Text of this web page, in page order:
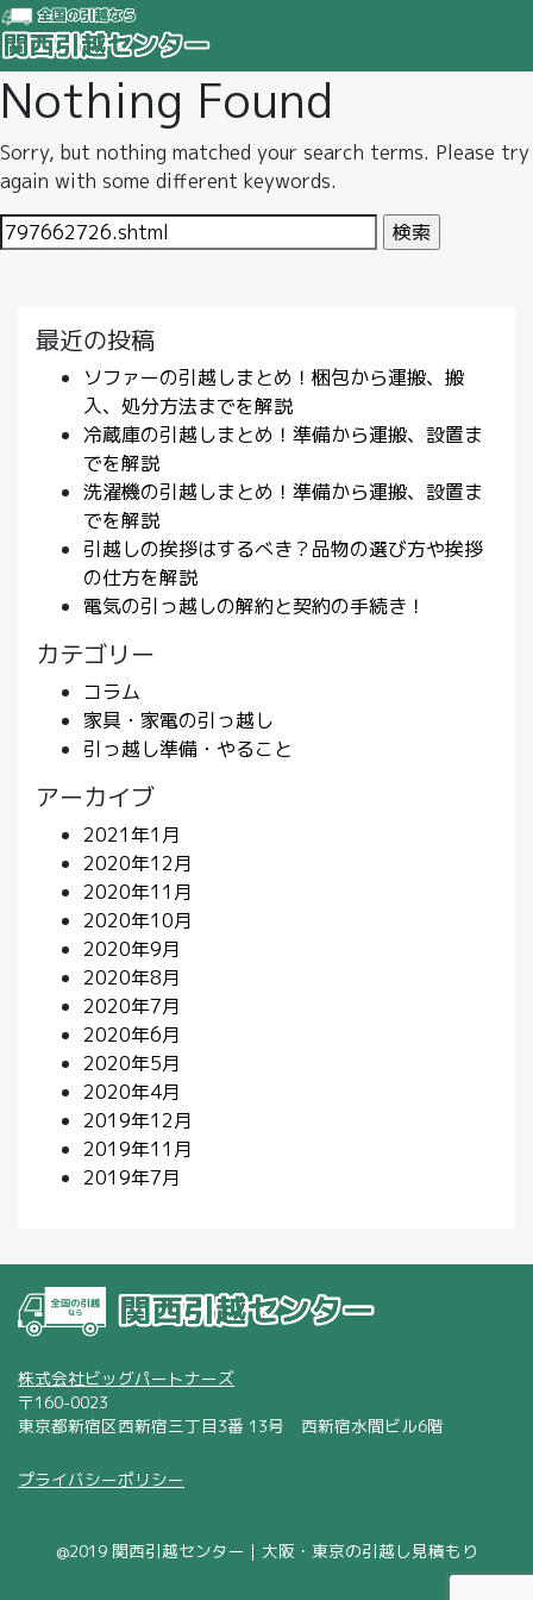
Nothing Found
Sorry, but nothing matched your search terms. Please try
again with some different keywords.
検
索:
最近の投稿
ソファーの引越しまとめ！梱包から運搬、搬
入、処分方法までを解説
冷蔵庫の引越しまとめ！準備から運搬、設置ま
でを解説
洗濯機の引越しまとめ！準備から運搬、設置ま
でを解説
引越しの挨拶はするべき？品物の選び方や挨拶
の仕方を解説
電気の引っ越しの解約と契約の手続き！
カテゴリー
コラム
家具・家電の引っ越し
引っ越し準備・やること
アーカイブ
2021年1月
2020年12月
2020年11月
2020年10月
2020年9月
2020年8月
2020年7月
2020年6月
2020年5月
2020年4月
2019年12月
2019年11月
2019年7月
株式会社ビッグパートナーズ
〒160-0023
東京都新宿区西新宿三丁目3番 13号 西新宿水間ビル6階
プライバシーポリシー
@2019 関西引越センター｜大阪・東京の引越し見積もり